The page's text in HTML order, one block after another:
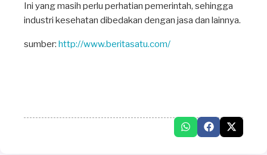
Ini yang masih perlu perhatian pemerintah, sehingga
industri kesehatan dibedakan dengan jasa dan lainnya.
sumber: http://www.beritasatu.com/